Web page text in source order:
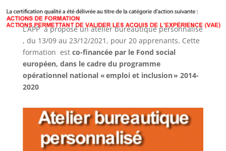
L’APP a proposé un atelier bureautique personnalisé
, du 13/09 au 23/12/2021, pour 20 apprenants. Cette
formation est co-financée par le Fond social
européen, dans le cadre du programme
opérationnel national « emploi et inclusion » 2014-
2020